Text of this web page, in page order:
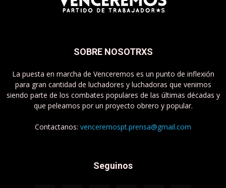
SOBRE NOSOTRXS
La puesta en marcha de Venceremos es un punto de inflexión
para gran cantidad de luchadores y luchadoras que venimos
siendo parte de los combates populares de las últimas décadas y
que peleamos por un proyecto obrero y popular.
Contactanos: venceremospt.prensa@gmail.com
Seguinos